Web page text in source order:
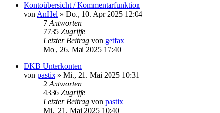
Kontoübersicht / Kommentarfunktion
von AnHel » Do., 10. Apr 2025 12:04
7 Antworten
7735 Zugriffe
Letzter Beitrag von getfax
Mo., 26. Mai 2025 17:40
DKB Unterkonten
von pastix » Mi., 21. Mai 2025 10:31
2 Antworten
4336 Zugriffe
Letzter Beitrag von pastix
Mi., 21. Mai 2025 10:40